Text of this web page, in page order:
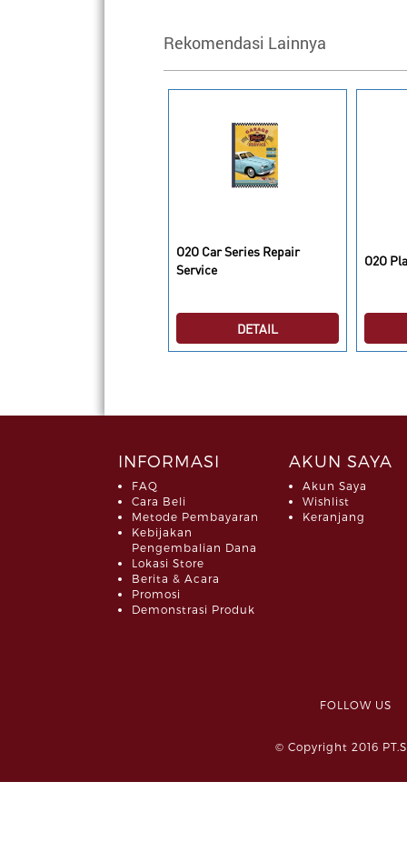
Rekomendasi Lainnya
O2O Car Series Repair
Service
DETAIL
O2O
INFORMASI
FAQ
Cara Beli
Metode Pembayaran
Kebijakan
Pengembalian Dana
Lokasi Store
Berita & Acara
Promosi
Demonstrasi Produk
AKUN SAYA
Akun Saya
Wishlist
Keranjang
FOLLOW
© Copyright 2016